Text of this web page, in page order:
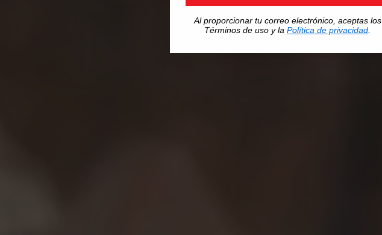
Al proporcionar tu correo electrónico, aceptas los
Términos de uso y la Política de privacidad